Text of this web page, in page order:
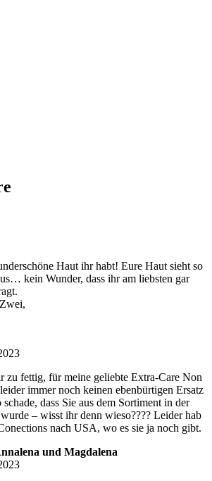
Haut ihr habt! Eure Haut sieht so
kein Wunder, dass ihr am liebsten gar
zu fettig, für meine geliebte Extra-Care Non
immer noch keinen ebenbürtigen Ersatz
dass Sie aus dem Sortiment in der
– wisst ihr denn wieso???? Leider hab
nach USA, wo es sie ja noch gibt.
und Magdalena